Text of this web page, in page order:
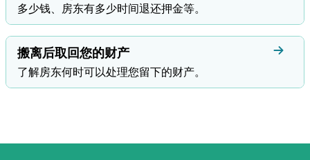
多少钱、房东有多少时间退还押金等。
搬离后取回您的财产
了解房东何时可以处理您留下的财产。